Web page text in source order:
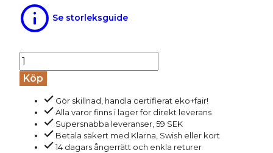
Se storleksguide
Byxor
dam
sweatshirttyg
IVAA
mängd
Köp
Gör skillnad, handla certifierat eko+fair!
Alla varor finns i lager för direkt leverans
Supersnabba leveranser, 59 SEK
Betala säkert med Klarna, Swish eller kort
14 dagars ångerrätt och enkla returer